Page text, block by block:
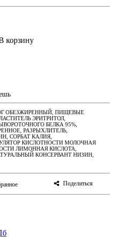
корзину
ОБЕЗЖИРЕННЫЙ, ПИЩЕВЫЕ
ЭРИТРИТОЛ,
БЕЛКА 95%,
РАЗРЫХЛИТЕЛЬ,
СОРБАТ КАЛИЯ,
КИСЛОТНОСТИ МОЛОЧНАЯ
ЛИМОННАЯ КИСЛОТА,
КОНСЕРВАНТ НИЗИН,
Поделиться